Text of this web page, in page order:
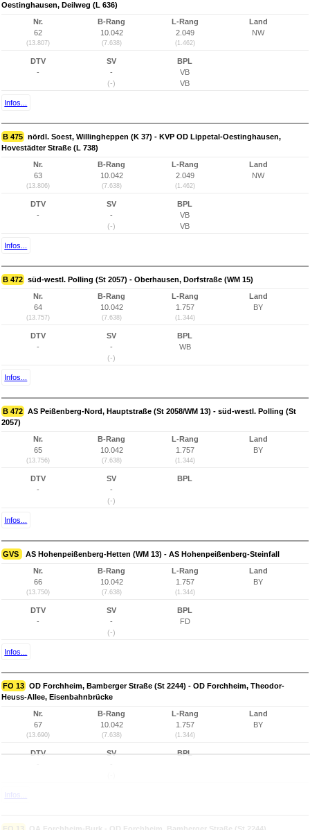
Oestinghausen, Deilweg (L 636)
Nr.
62
(13.807)
B-Rang
10.042
(7.638)
L-Rang
2.049
(1.462)
Land
NW
DTV
-
SV
-
(-)
BPL
VB
VB
Infos...
B 475 nördl. Soest, Willingheppen (K 37) - KVP OD Lippetal-Oestinghausen,
Hovestädter Straße (L 738)
Nr.
63
(13.806)
B-Rang
10.042
(7.638)
L-Rang
2.049
(1.462)
Land
NW
DTV
-
SV
-
(-)
BPL
VB
VB
Infos...
B 472 süd-westl. Polling (St 2057) - Oberhausen, Dorfstraße (WM 15)
Nr.
64
(13.757)
B-Rang
10.042
(7.638)
L-Rang
1.757
(1.344)
Land
BY
DTV
-
SV
-
(-)
BPL
WB
Infos...
B 472 AS Peißenberg-Nord, Hauptstraße (St 2058/WM 13) - süd-westl. Polling (St
2057)
Nr.
65
(13.756)
B-Rang
10.042
(7.638)
L-Rang
1.757
(1.344)
Land
BY
DTV
-
SV
-
(-)
BPL
Infos...
GVS AS Hohenpeißenberg-Hetten (WM 13) - AS Hohenpeißenberg-Steinfall
Nr.
66
(13.750)
B-Rang
10.042
(7.638)
L-Rang
1.757
(1.344)
Land
BY
DTV
-
SV
-
(-)
BPL
FD
Infos...
FO 13 OD Forchheim, Bamberger Straße (St 2244) - OD Forchheim, Theodor-
Heuss-Allee, Eisenbahnbrücke
Nr.
67
(13.690)
B-Rang
10.042
(7.638)
L-Rang
1.757
(1.344)
Land
BY
DTV
SV
BPL
Infos...